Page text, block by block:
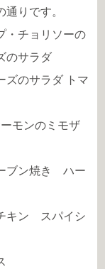
りです。
チョリソーの
のサラダ
のサラダ トマ
ンのミモザ
ブン焼き ハー
キン スパイシ